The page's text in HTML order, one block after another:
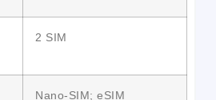
2 SIM
Nano-SIM; eSIM